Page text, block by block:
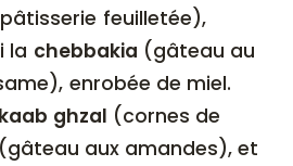
feuilletée),
la chebbakia (gâteau au
enrobée de miel.
kaab ghzal (cornes de
(gâteau aux amandes), et